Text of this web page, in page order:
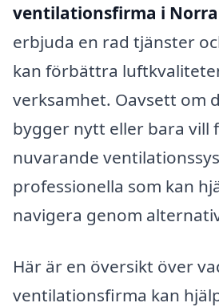
ventilationsfirma i
erbjuda en rad tjänster
kan förbättra
verksamhet. Oavsett om
bygger nytt eller bara vill
nuvarande
professionella som kan
navigera genom
Här är en översikt över
ventilationsfirma kan